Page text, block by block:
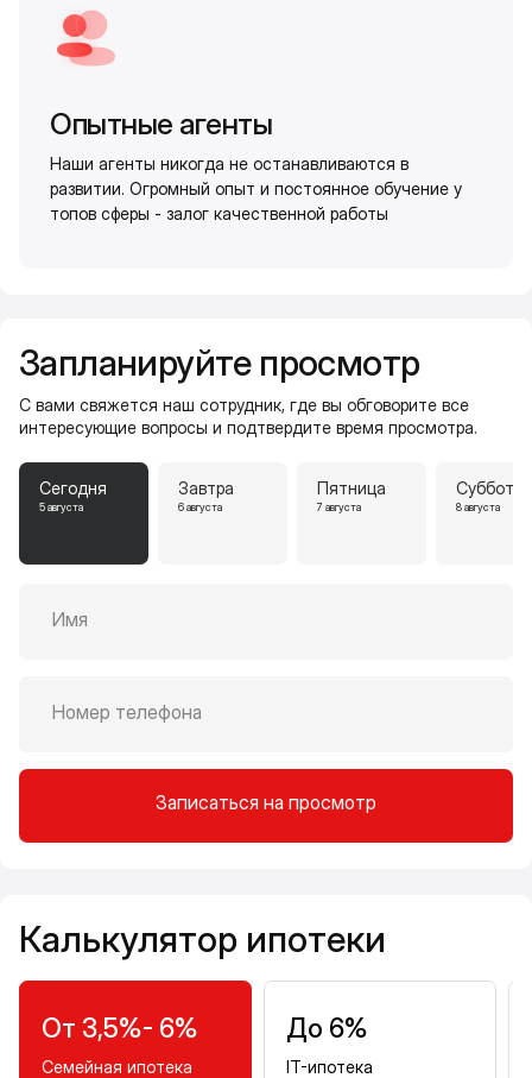
Опытные агенты
Наши агенты никогда не останавливаются в
развитии. Огромный опыт и постоянное обучение у
топов сферы - залог качественной работы
Запланируйте просмотр
С вами свяжется наш сотрудник, где вы обговорите все
интересующие вопросы и подтвердите время просмотра.
Сегодня
5 августа
Завтра
6 августа
Пятница
7 августа
Суббота
8 августа
Имя
Номер телефона
Записаться на просмотр
Калькулятор ипотеки
От 3,5%- 6%
Семейная ипотека
До 6%
IT-ипотека